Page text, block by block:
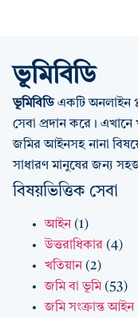
ভূমিবিডি
ভূমিবিডিএকটি অনলাইন
সেবা প্রদান করে।
জমির আইনসহ নানা
সাধারণ মানুষের জন্য
বিষয়ভিত্তিক সেবা
আইন (1)
উত্তরাধিকার (4)
খতিয়ান (2)
জমি বা ভূমি(53)
জমি সংক্রান্ত আইন